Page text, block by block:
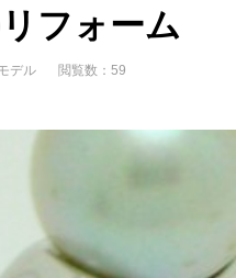
フォーム
デル 閲覧数：59